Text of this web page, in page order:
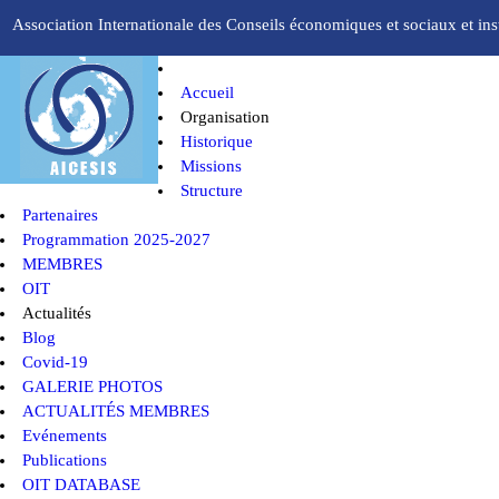
Association Internationale des Conseils économiques et sociaux et
Accueil
Organisation
Historique
Missions
Structure
Partenaires
Programmation 2025-2027
MEMBRES
OIT
Actualités
Blog
Covid-19
GALERIE PHOTOS
ACTUALITÉS MEMBRES
Evénements
Publications
OIT DATABASE